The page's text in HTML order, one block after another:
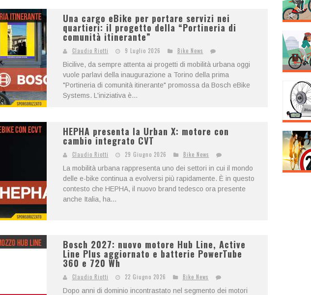
Una cargo eBike per portare servizi nei
quartieri: il progetto della “Portineria di
comunità itinerante”
Claudio Riotti 9 Luglio 2026
Bike News
Bicilive, da sempre attenta ai progetti di mobilità urbana oggi
vuole parlavi della inaugurazione a Torino della prima
"Portineria di comunità itinerante" promossa da Bosch eBike
Systems. L'iniziativa è...
HEPHA presenta la Urban X: motore con
cambio integrato CVT
Claudio Riotti 29 Giugno 2026
Bike News
La mobilità urbana rappresenta uno dei settori in cui il mondo
delle e-bike continua a evolversi più rapidamente. È in questo
contesto che HEPHA, il nuovo brand tedesco ora presente
anche Italia, ha...
Bosch 2027: nuovo motore Hub Line, Active
Line Plus aggiornato e batterie PowerTube
360 e 720 Wh
Claudio Riotti 22 Giugno 2026
Bike News
Dopo anni di dominio incontrastato nel segmento dei motori